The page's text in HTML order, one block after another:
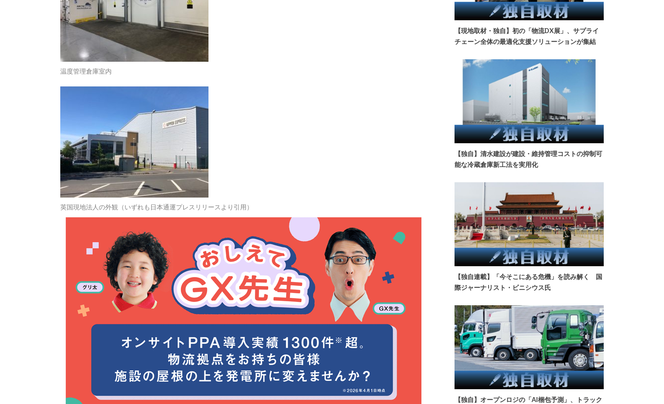
温度管理倉庫室内
英国現地法人の外観（いずれも日本通運プレスリリースより引用）
【現地取材・独自】初の「物流DX展」、サプライ
チェーン全体の最適化支援ソリューションが集結
【独自】清水建設が建設・維持管理コストの抑制可
能な冷蔵倉庫新工法を実用化
【独自連載】「今そこにある危機」を読み解く 国
際ジャーナリスト・ビニシウス氏
【独自】オープンロジの「AI梱包予測」、トラック